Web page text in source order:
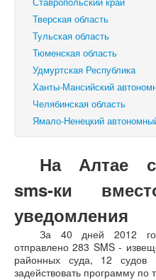
Тверская область
Тульская область
Тюменская область
Удмуртская Республика
Ханты-Мансийский
Челябинская область
Ямало-Ненецкий
На Алтае
sms-ки
уведомления
За 40 дней 2012
отправлено 283 SMS -
районных суда, 12 судов
задействовать программу по